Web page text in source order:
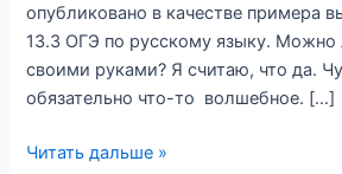
опубликовано в качестве примера
13.3 ОГЭ по русскому языку. Можно
своими руками? Я считаю, что да.
обязательно что-то волшебное. […]
Сочинение
Читать дальше »